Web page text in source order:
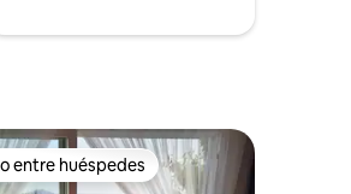
huéspedes preferido
entre huéspedes